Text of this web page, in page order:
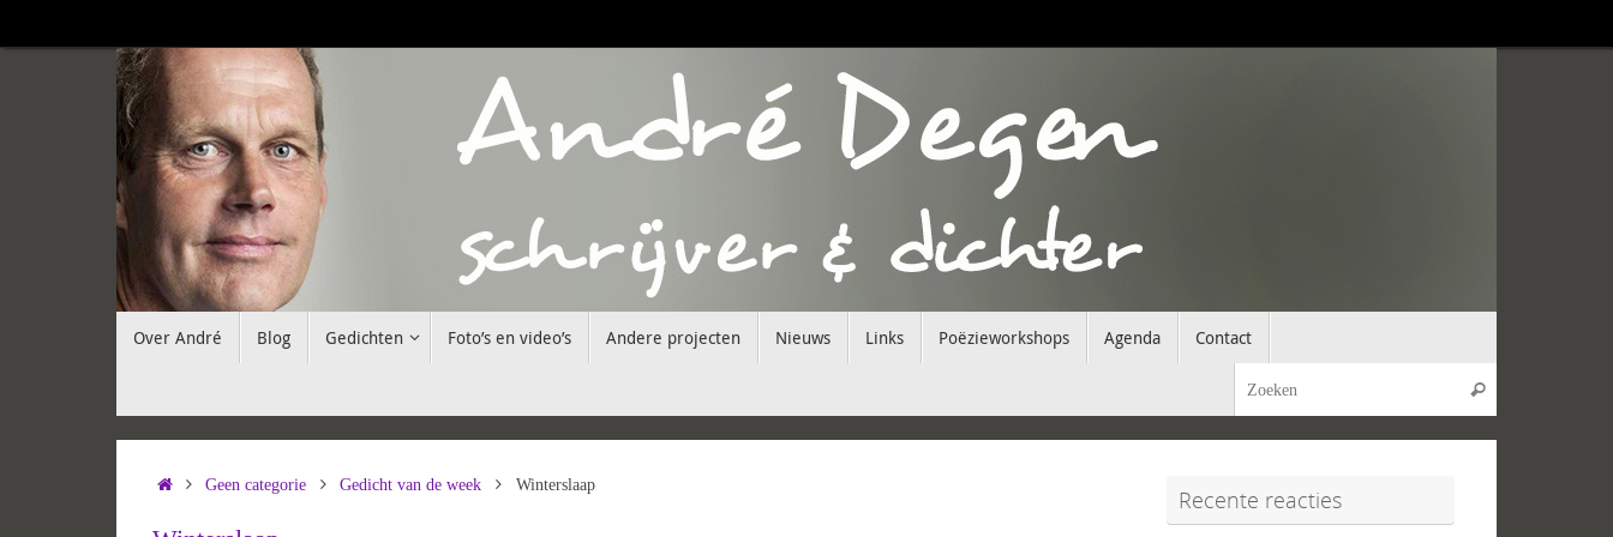
naar
naarOver André Blog Gedichten Foto’s en video’s Andere projecten Nieuws Links Poëzieworkshops Agenda Contact
Zoeken
HomeGeen categorie Gedicht van de week Winterslaap
Recente reacties